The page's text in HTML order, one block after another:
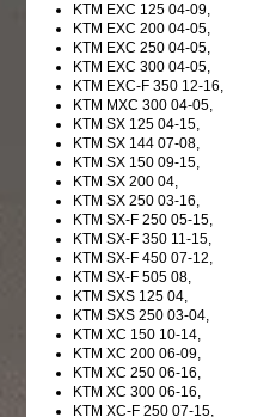
KTM EXC 125 04-09,
KTM EXC 200 04-05,
KTM EXC 250 04-05,
KTM EXC 300 04-05,
KTM EXC-F 350 12-16,
KTM MXC 300 04-05,
KTM SX 125 04-15,
KTM SX 144 07-08,
KTM SX 150 09-15,
KTM SX 200 04,
KTM SX 250 03-16,
KTM SX-F 250 05-15,
KTM SX-F 350 11-15,
KTM SX-F 450 07-12,
KTM SX-F 505 08,
KTM SXS 125 04,
KTM SXS 250 03-04,
KTM XC 150 10-14,
KTM XC 200 06-09,
KTM XC 250 06-16,
KTM XC 300 06-16,
KTM XC-F 250 07-15,